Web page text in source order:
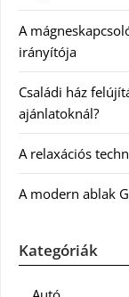
A
irányítója
Családi ház
ajánlatoknál?
A relaxációs
A modern ablak
Kategóriák